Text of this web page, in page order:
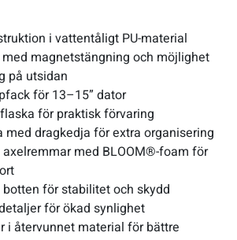
i vattentåligt PU-material
magnetstängning och möjlighet
på utsidan
för 13–15” dator
för praktisk förvaring
dragkedja för extra organisering
med BLOOM®-foam för
för stabilitet och skydd
för ökad synlighet
i återvunnet material för bättre